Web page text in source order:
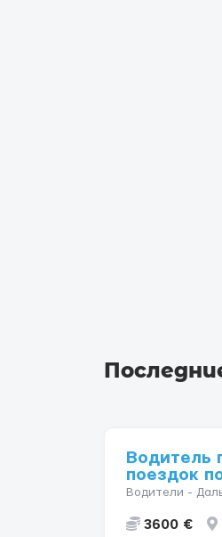
Водитель
поездок
Водители -
3600 €